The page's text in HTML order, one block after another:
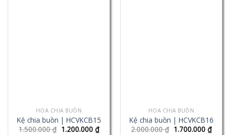
HOA CHIA BUỒN
Kệ chia buồn | HCVKCB15
1.500.000₫ 1.200.000 ₫
HOA CHIA BUỒN
Kệ chia buồn | HCVKCB16
2.000.000₫ 1.700.000 ₫